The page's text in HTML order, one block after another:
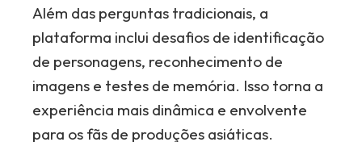
Além das perguntas tradicionais, a
plataforma inclui desafios de identificação
de personagens, reconhecimento de
imagens e testes de memória. Isso torna a
experiência mais dinâmica e envolvente
para os fãs de produções asiáticas.